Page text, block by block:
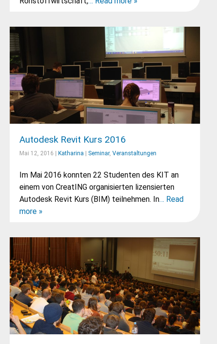
Autodesk Revit Kurs 2016
Mai 12, 2016 | Katharina Seminar, Veranstaltungen
Im Mai 2016 konnten 22 Studenten des KIT an
einem von CreatING organisierten lizensierten
Autodesk Revit Kurs (BIM) teilnehmen. In… Read
more »